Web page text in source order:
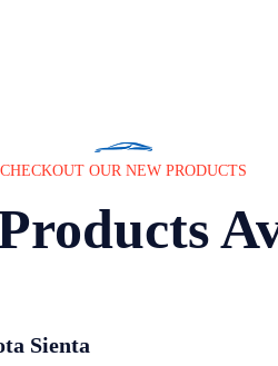
CHECKOUT OUR NEW PRODUCTS
Sienta